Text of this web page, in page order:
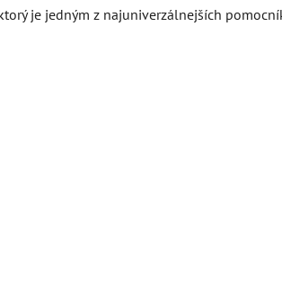
je jedným z najuniverzálnejších